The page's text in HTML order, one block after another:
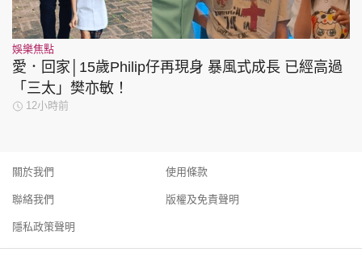
娛樂焦點
愛．回家│15歲Philip仔再現身 暴風式成長 已經高過
「三太」樊亦敏！
12小時前
關於我們
聯絡我們
隱私政策聲明
使用條款
版權及免責聲明